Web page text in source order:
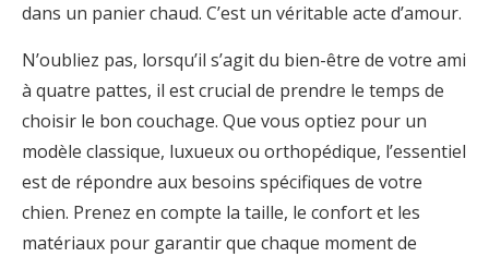
dans un panier chaud. C’est un véritable acte d’amour.
N’oubliez pas, lorsqu’il s’agit du bien-être de votre ami
à quatre pattes, il est crucial de prendre le temps de
choisir le bon couchage. Que vous optiez pour un
modèle classique, luxueux ou orthopédique, l’essentiel
est de répondre aux besoins spécifiques de votre
chien. Prenez en compte la taille, le confort et les
matériaux pour garantir que chaque moment de